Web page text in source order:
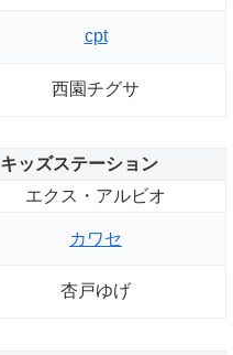
cpt
西園チグサ
キッズステーション
エクス・アルビオ
カワセ
杏戸ゆげ